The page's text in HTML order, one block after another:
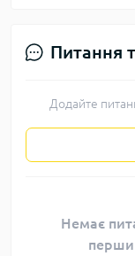
Питання
Додайте
Немає